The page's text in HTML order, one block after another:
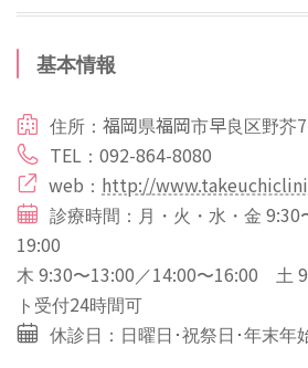
基本情報
住所：福岡県福岡市早良区野芥
TEL：092-864-8080
web： http://
診療時間：月・火・水・金 9:30
19:00
木 9:30〜13:00／14:00〜16:00
ト受付24時間可
休診日：日曜日･祝祭日･年末年